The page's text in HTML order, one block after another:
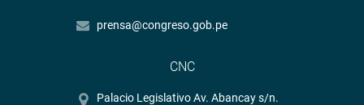
prensa@congreso.gob.pe
CNC
Palacio Legislativo Av. Abancay s/n.